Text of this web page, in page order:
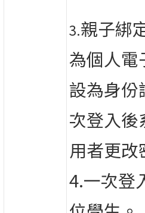
3.親子綁
為個人電
設為身份
次登入後
用者更改
4.一次登